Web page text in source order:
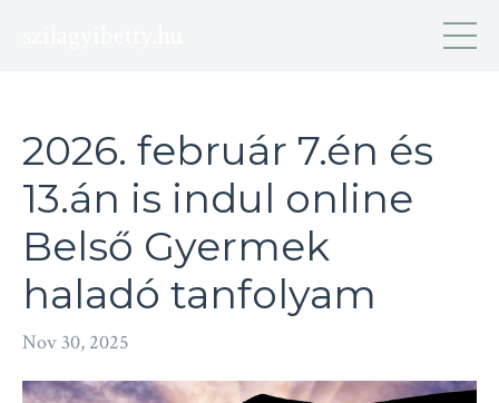
2026. február 7.én és
13.án is indul online
Belső Gyermek
haladó tanfolyam
Nov 30, 2025